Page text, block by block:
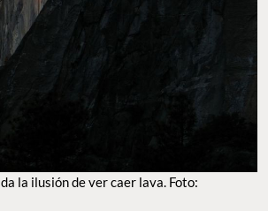
la ilusión de ver caer lava. Foto: